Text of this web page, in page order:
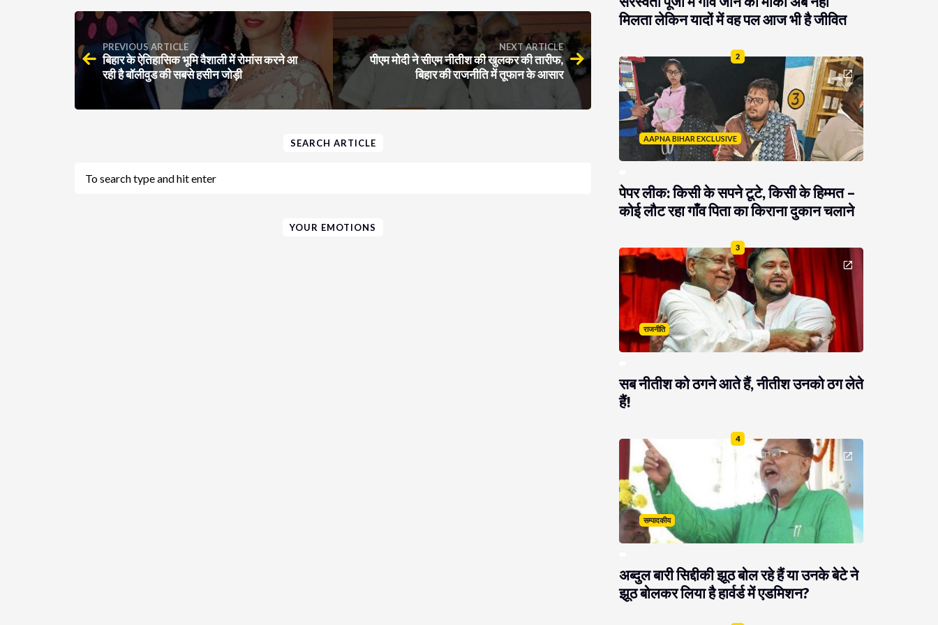
PREVIOUS ARTICLE
बिहार के ऐतिहासिक भूमि वैशाली में रोमांस करने आ
रही है बॉलीवुड की सबसे हसीन जोड़ी
NEXT ARTICLE
पीएम मोदी ने सीएम नीतीश की खुलकर की तारीफ,
बिहार की राजनीति में तूफान के आसार
SEARCH ARTICLE
YOUR EMOTIONS
मिलता लेकिन यादों में वह पल आज भी है जीवित
2
AAPNA BIHAR EXCLUSIVE
पेपर लीक: किसी के सपने टूटे, किसी के हिम्मत –
कोई लौट रहा गाँव पिता का किराना दुकान चलाने
3
राजनीति
सब नीतीश को ठगने आते हैं, नीतीश उनको ठग लेते
हैं!
4
सम्पादकीय
अब्दुल बारी सिद्दीकी झूठ बोल रहे हैं या उनके बेटे ने
झूठ बोलकर लिया है हार्वर्ड में एडमिशन?